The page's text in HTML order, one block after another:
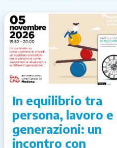
In equilibrio tra
persona, lavoro e
generazioni: un
incontro con